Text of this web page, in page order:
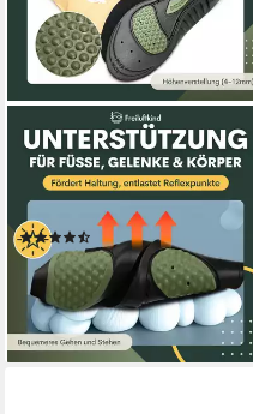
FREILUFTKIND
ErgoFlex-Einlegesohlen
Sneaker Komfort
Einlegesohle
(18)
14,99 € UVP29,99 €
(14,99 €/ 1 Paar)
-50%
lieferbar - in 2-3 Werktagen bei dir